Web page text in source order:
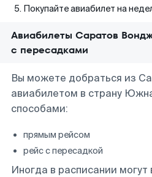
Покупайте авиабилет на
Авиабилеты Саратов
с пересадками
Вы можете добраться из
авиабилетом в страну
способами:
прямым рейсом
рейс с пересадкой
Иногда в расписании могут